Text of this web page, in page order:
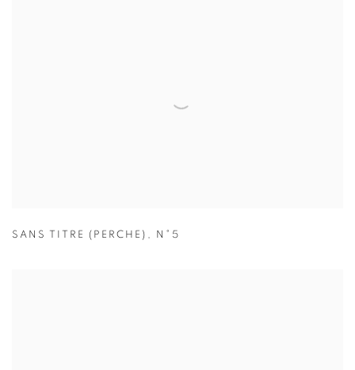
SANS TITRE (PERCHE) , N°5